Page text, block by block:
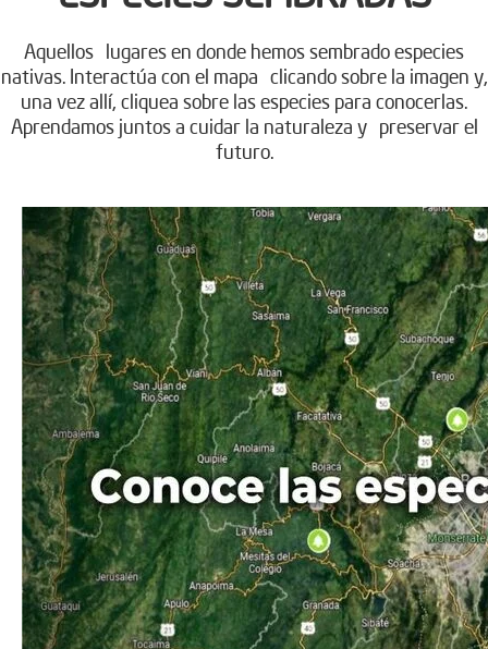
Aquellos lugares en donde hemos sembrado especies
nativas. Interactúa con el mapa clicando sobre la imagen y,
una vez allí, cliquea sobre las especies para conocerlas.
Aprendamos juntos a cuidar la naturaleza y preservar el
futuro.